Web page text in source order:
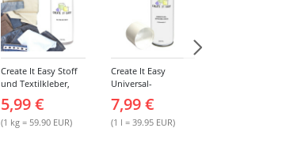
Create It Easy Stoff
und Textilkleber,
Kunststoffflasche
mit Maldüse
5,99 €
(1 kg = 59.90 EUR)
Create It Easy
Universal-
(permanent)
7,99 €
(1 l = 39.95 EUR)